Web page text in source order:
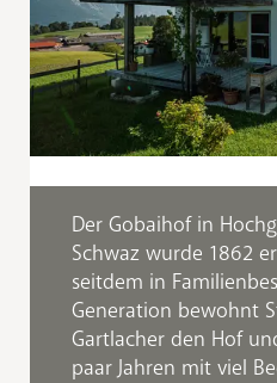
Der Gobaihof in
Schwaz wurde 1862
seitdem in
Generation bewohnt
Gartlacher den Hof
paar Jahren mit viel